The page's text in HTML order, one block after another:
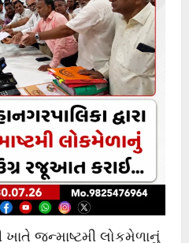
જન્માષ્ટમી લોકમેળાનું